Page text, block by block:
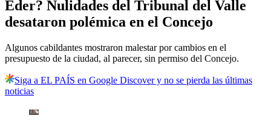
Eder? Nulidades del Tribunal del Valle
desataron polémica en el Concejo
Algunos cabildantes mostraron malestar por cambios en el
presupuesto de la ciudad, al parecer, sin permiso del Concejo.
Siga a EL PAÍS en Google Discover y no se pierda las últimas
noticias